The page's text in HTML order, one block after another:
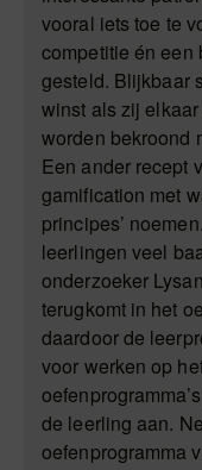
vooral iets toe te
competitie én een
gesteld. Blijkbaar
winst als zij
worden bekroond
Een ander recept
gamification met
principes’
leerlingen veel
onderzoeker
terugkomt in het
daardoor de
voor werken op
de leerling aan.
oefenprogramma